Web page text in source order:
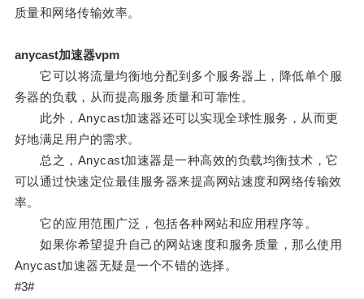
质量和网络传输效率。
anycast加速器vpm
它可以将流量均衡地分配到多个服务器上，降低单个服
务器的负载，从而提高服务质量和可靠性。
此外，Anycast加速器还可以实现全球性服务，从而更
好地满足用户的需求。
总之，Anycast加速器是一种高效的负载均衡技术，它
可以通过快速定位最佳服务器来提高网站速度和网络传输效
率。
它的应用范围广泛，包括各种网站和应用程序等。
如果你希望提升自己的网站速度和服务质量，那么使用
Anycast加速器无疑是一个不错的选择。
#3#